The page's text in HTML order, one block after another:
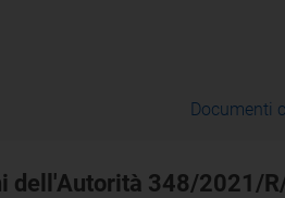
Documenti
dell'Autorità 348/2021/